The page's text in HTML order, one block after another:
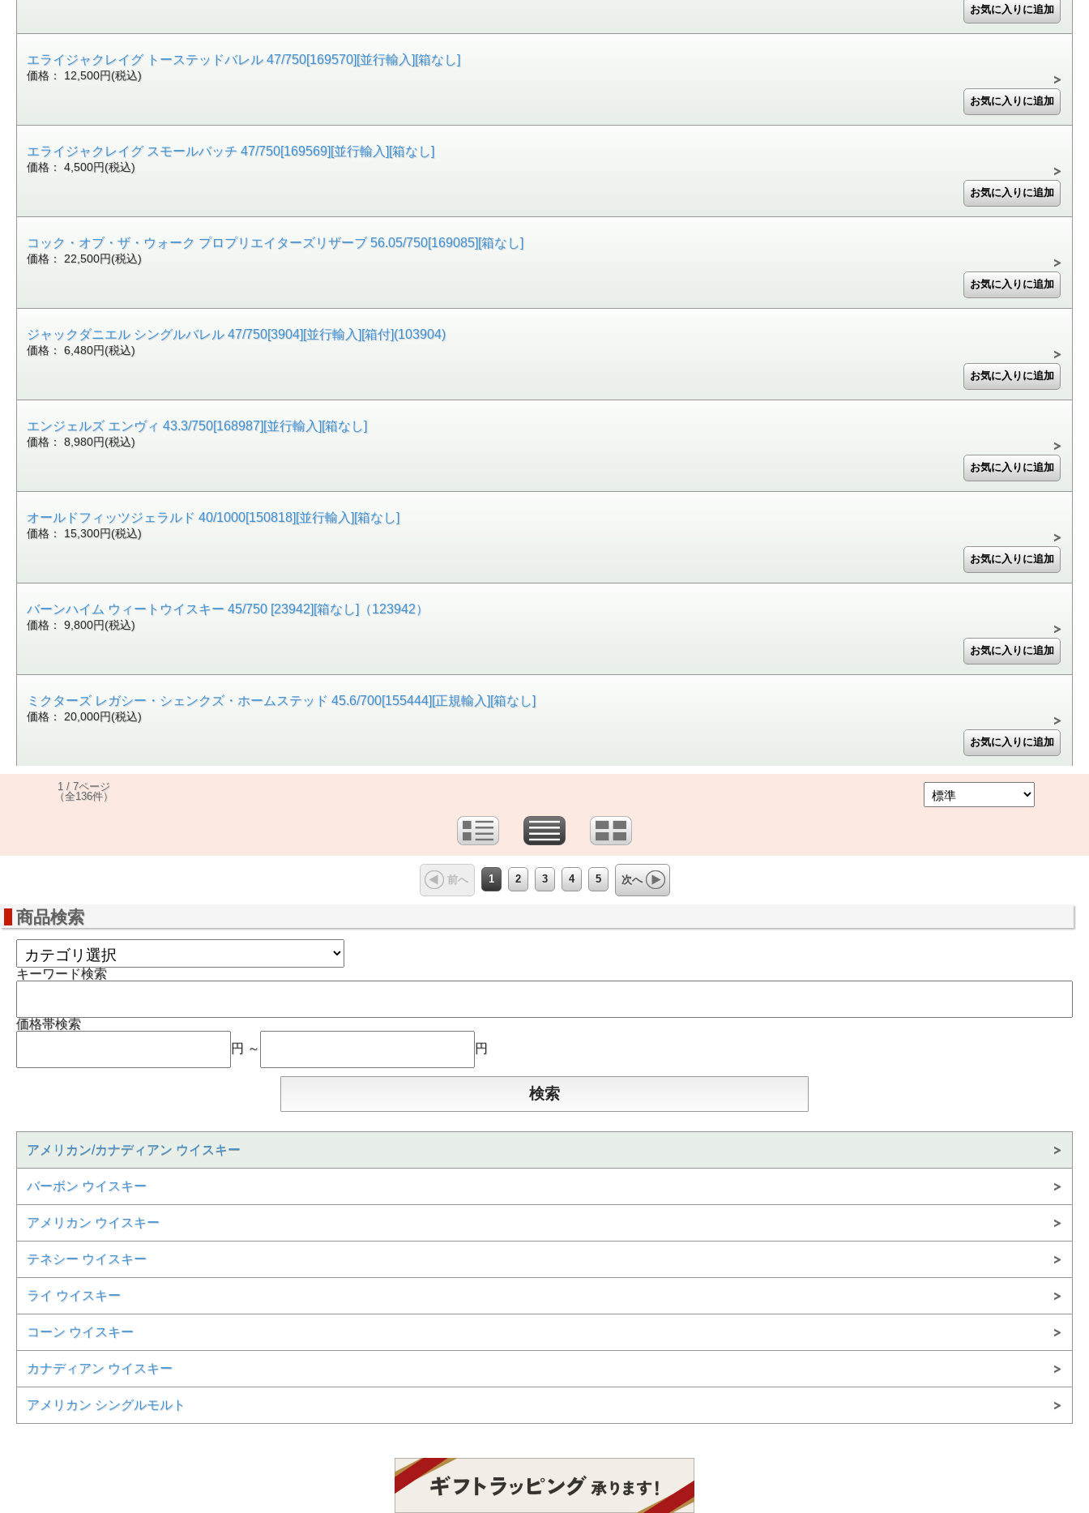
エライジャクレイグ トーステッドバレル 47/750[169570][並行輸入][箱なし]
価格： 12,500円(税込)
エライジャクレイグ スモールバッチ 47/750[169569][並行輸入][箱なし]
価格： 4,500円(税込)
コック・オブ・ザ・ウォーク プロプリエイターズリザーブ 56.05/750[169085][箱なし]
価格： 22,500円(税込)
ジャックダニエル シングルバレル 47/750[3904][並行輸入][箱付](103904)
価格： 6,480円(税込)
エンジェルズ エンヴィ 43.3/750[168987][並行輸入][箱なし]
価格： 8,980円(税込)
オールドフィッツジェラルド 40/1000[150818][並行輸入][箱なし]
価格： 15,300円(税込)
バーンハイム ウィートウイスキー 45/750 [23942][箱なし]（123942）
価格： 9,800円(税込)
ミクターズ レガシー・シェンクズ・ホームステッド 45.6/700[155444][正規輸入][箱なし]
価格： 20,000円(税込)
1 / 7ページ
（全136件）
前へ 1 2 3 4 5 次へ
商品検索
キーワード検索
価格帯検索
円 ～
円
アメリカン/カナディアン ウイスキー
バーボン ウイスキー
アメリカン ウイスキー
テネシー ウイスキー
ライ ウイスキー
コーン ウイスキー
カナディアン ウイスキー
アメリカン シングルモルト